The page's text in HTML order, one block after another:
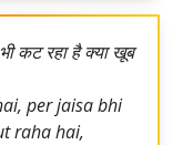
कट रहा है क्या खूब
per jaisa bhi
raha hai,